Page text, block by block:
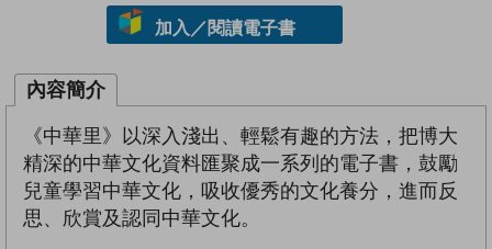
加入／閱讀電子書
內容簡介
《中華里》以深入淺出、輕鬆有趣的方法，把博大
精深的中華文化資料匯聚成一系列的電子書，鼓勵
兒童學習中華文化，吸收優秀的文化養分，進而反
思、欣賞及認同中華文化。